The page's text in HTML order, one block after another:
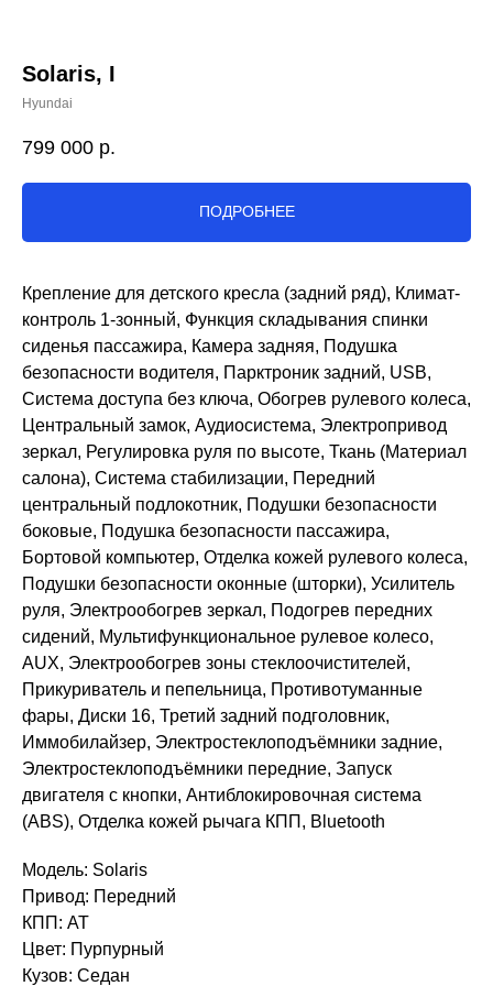
Solaris, I
Hyundai
799 000 р.
ПОДРОБНЕЕ
Крепление для детского кресла (задний ряд), Климат-
контроль 1-зонный, Функция складывания спинки
сиденья пассажира, Камера задняя, Подушка
безопасности водителя, Парктроник задний, USB,
Система доступа без ключа, Обогрев рулевого колеса,
Центральный замок, Аудиосистема, Электропривод
зеркал, Регулировка руля по высоте, Ткань (Материал
салона), Система стабилизации, Передний
центральный подлокотник, Подушки безопасности
боковые, Подушка безопасности пассажира,
Бортовой компьютер, Отделка кожей рулевого колеса,
Подушки безопасности оконные (шторки), Усилитель
руля, Электрообогрев зеркал, Подогрев передних
сидений, Мультифункциональное рулевое колесо,
AUX, Электрообогрев зоны стеклоочистителей,
Прикуриватель и пепельница, Противотуманные
фары, Диски 16, Третий задний подголовник,
Иммобилайзер, Электростеклоподъёмники задние,
Электростеклоподъёмники передние, Запуск
двигателя с кнопки, Антиблокировочная система
(ABS), Отделка кожей рычага КПП, Bluetooth
Модель: Solaris
Привод: Передний
КПП: AT
Цвет: Пурпурный
Кузов: Седан